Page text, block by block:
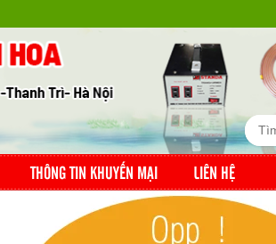
THÔNG TIN KHUYẾN MẠI LIÊN HỆ